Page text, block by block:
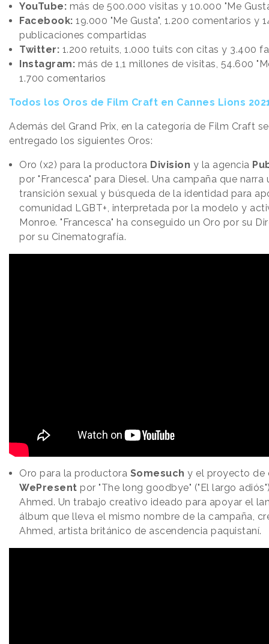
YouTube: más de 500.000 visitas y 10.000 "Me
Facebook: 19.000 "Me Gusta", 1.200 comentarios y
publicaciones compartidas
Twitter: 1.200 retuits, 1.000 tuits con citas y 3.400
Instagram: más de 1,1 millones de visitas, 54.600
1.700 comentarios
Todos los Oros de Film Craft en Cannes Lions
Además del Grand Prix, en la categoría de Film Craft
entregado los siguientes Oros:
Oro (x2) para la productora Division y la agencia
por "Francesca" para Diesel. Una campaña que narra
transición sexual y búsqueda de la identidad para
comunidad LGBT+, interpretada por la modelo y
Monroe. "Francesca" ha conseguido un Oro por su
por su Cinematografía.
Oro para la productora Somesuch y el proyecto de
WePresent por "The long goodbye" ("El largo
Ahmed. Un trabajo creativo ideado para apoyar el
álbum que lleva el mismo nombre de la campaña,
Ahmed, artista británico de ascendencia paquistaní.